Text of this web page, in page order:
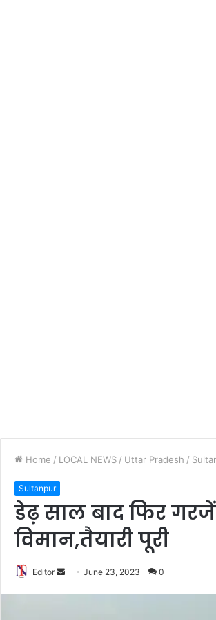
Home / LOCAL NEWS / Uttar Pradesh /
Sultanpur
डेढ़ साल बाद फिर
विमान,तैयारी पूरी
Editor June 23, 2023 0